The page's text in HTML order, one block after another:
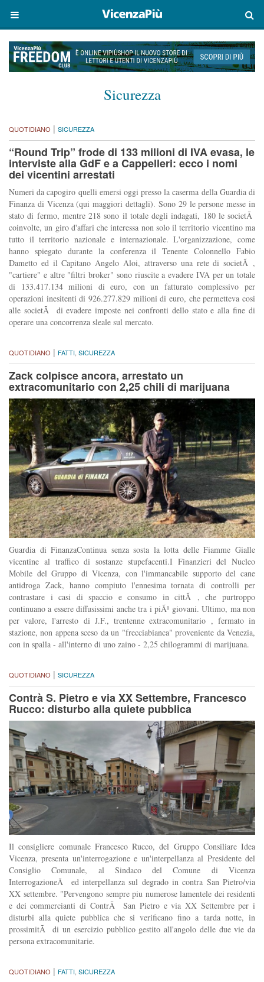
Sicurezza
QUOTIDIANO | SICUREZZA
“Round Trip” frode di 133 milioni di IVA evasa, le
interviste alla GdF e a Cappelleri: ecco i nomi
dei vicentini arrestati
Numeri da capogiro quelli emersi oggi presso la caserma della Guardia di
Finanza di Vicenza (qui maggiori dettagli). Sono 29 le persone messe in
stato di fermo, mentre 218 sono il totale degli indagati, 180 le societÃ
coinvolte, un giro d'affari che interessa non solo il territorio vicentino ma
tutto il territorio nazionale e internazionale. L'organizzazione, come
hanno spiegato durante la conferenza il Tenente Colonnello Fabio
Dametto ed il Capitano Angelo Aloi, attraverso una rete di societÃ ,
"cartiere" e altre "filtri broker" sono riuscite a evadere IVA per un totale
di 133.417.134 milioni di euro, con un fatturato complessivo per
operazioni inesitenti di 926.277.829 milioni di euro, che permetteva cosi
alle societÃ di evadere imposte nei confronti dello stato e alla fine di
operare una concorrenza sleale sul mercato.
QUOTIDIANO | FATTI, SICUREZZA
Zack colpisce ancora, arrestato un
extracomunitario con 2,25 chili di marijuana
Guardia di FinanzaContinua senza sosta la lotta delle Fiamme Gialle
vicentine al traffico di sostanze stupefacenti.I Finanzieri del Nucleo
Mobile del Gruppo di Vicenza, con l'immancabile supporto del cane
antidroga Zack, hanno compiuto l'ennesima tornata di controlli per
contrastare i casi di spaccio e consumo in cittÃ , che purtroppo
continuano a essere diffusissimi anche tra i piÃ¹ giovani. Ultimo, ma non
per valore, l'arresto di J.F., trentenne extracomunitario , fermato in
stazione, non appena sceso da un "frecciabianca" proveniente da Venezia,
con in spalla - all'interno di uno zaino - 2,25 chilogrammi di marijuana.
QUOTIDIANO | SICUREZZA
Contrà S. Pietro e via XX Settembre, Francesco
Rucco: disturbo alla quiete pubblica
Il consigliere comunale Francesco Rucco, del Gruppo Consiliare Idea
Vicenza, presenta un'interrogazione e un'interpellanza al Presidente del
Consiglio Comunale, al Sindaco del Comune di Vicenza
InterrogazioneÂ ed interpellanza sul degrado in contra San Pietro/via
XX settembre. "Pervengono sempre piu numerose lamentele dei residenti
e dei commercianti di ContrÃ San Pietro e via XX Settembre per i
disturbi alla quiete pubblica che si verificano fino a tarda notte, in
prossimitÃ di un esercizio pubblico gestito all'angolo delle due vie da
persona extracomunitarie.
QUOTIDIANO | FATTI, SICUREZZA